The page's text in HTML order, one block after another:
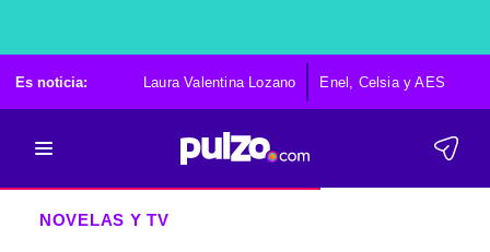
Es noticia: Laura Valentina Lozano Enel, Celsia y AES
NOVELAS Y TV